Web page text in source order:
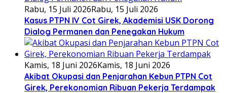
Rabu, 15 Juli 2026Rabu, 15 Juli 2026
Kasus PTPN IV Cot Girek, Akademisi USK Dorong
Dialog Permanen dan Penegakan Hukum
Kamis, 18 Juni 2026Kamis, 18 Juni 2026
Akibat Okupasi dan Penjarahan Kebun PTPN Cot
Girek, Perekonomian Ribuan Pekerja Terdampak